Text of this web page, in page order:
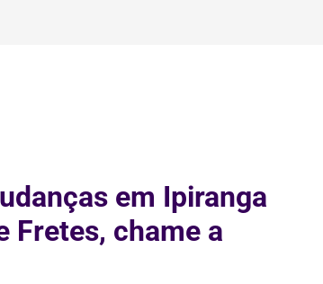
em Ipiranga
Fretes, chame a